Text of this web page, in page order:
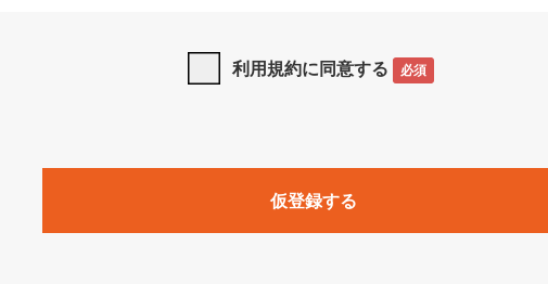
の規定が優先して適用されるものとします。
ビス」とは、当社が提供する以下のサービス（名称や内容が変更された場合、
びこれらサービスに関連して当社が実施するイベントやキャンペーンをいいます
」「SEShop」「CodeZine」「MarkeZine」「EnterpriseZine」「ECzine」「
利用規約に同意する 必須
仮登録する